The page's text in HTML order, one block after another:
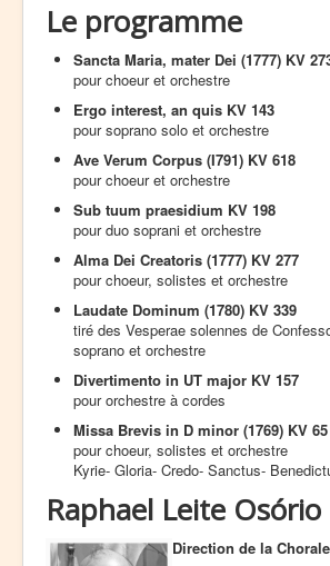
Le programme
Sancta Maria, mater Dei (1777) KV
pour choeur et orchestre
Ergo interest, an quis KV 143
pour soprano solo et orchestre
Ave Verum Corpus (I791) KV 618
pour choeur et orchestre
Sub tuum praesidium KV 198
pour duo soprani et orchestre
Alma Dei Creatoris (1777) KV 277
pour choeur, solistes et orchestre
Laudate Dominum (1780) KV 339
tiré des Vesperae solennes de
soprano et orchestre
Divertimento in UT major KV 157
pour orchestre à cordes
Missa Brevis in D minor (1769) KV 65
pour choeur, solistes et orchestre
Kyrie- Gloria- Credo- Sanctus-
Raphael Leite Osório
Direction de la